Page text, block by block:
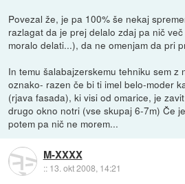
Povezal že, je pa 100% še nekaj
razlagat da je prej delalo zdaj pa nič
moralo delati...), da ne omenjam da pri
In temu šalabajzerskemu tehniku sem z
oznako- razen če bi ti imel belo-moder
(rjava fasada), ki visi od omarice, je
drugo okno notri (vse skupaj 6-7m) Če
potem pa nič ne morem...
M-XXXX
:: 13. okt 2008, 14:21